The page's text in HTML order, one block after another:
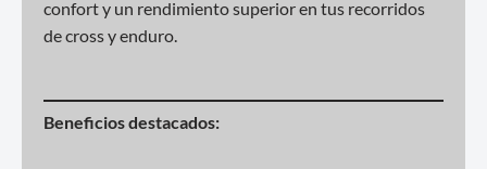
confort y un rendimiento superior en tus recorridos
de cross y enduro.
Beneficios destacados: